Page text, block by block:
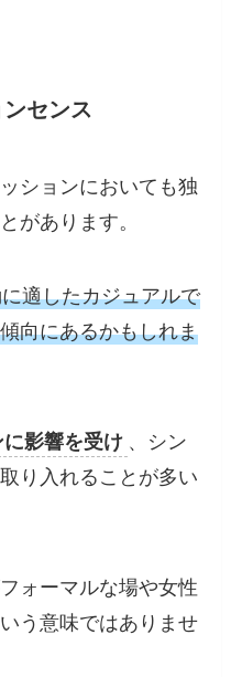
センス
ションにおいても独
があります。
適したカジュアルで
向にあるかもしれま
影響を受け 、シン
り入れることが多い
ォーマルな場や女性
う意味ではありませ